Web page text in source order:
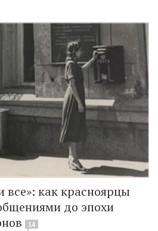
все»: как красноярцы
до эпохи
14